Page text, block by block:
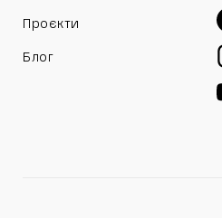
Проєкти
Блог